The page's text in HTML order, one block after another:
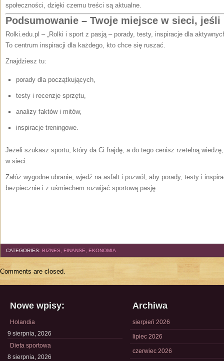
społeczności, dzięki czemu treści są aktualne.
Podsumowanie – Twoje miejsce w sieci,
Rolki.edu.pl – „Rolki i sport z pasją – porady, testy, inspiracje dla
To centrum inspiracji dla każdego, kto chce się ruszać.
Znajdziesz tu:
porady dla początkujących,
testy i recenzje sprzętu,
analizy faktów i mitów,
inspiracje treningowe.
Jeżeli szukasz sportu, który da Ci frajdę, a do tego cenisz rzetelną
w sieci.
Załóż wygodne ubranie, wjedź na asfalt i pozwól, aby porady, testy i
bezpiecznie i z uśmiechem rozwijać sportową pasję.
CATEGORIES: BIZNES, FINANSE, EKONOMIA
Comments are closed.
Nowe wpisy:
Holandia
9 sierpnia, 2026
Dieta sportowa
8 sierpnia, 2026
Archiwa
sierpień 2026
lipiec 2026
czerwiec 2026